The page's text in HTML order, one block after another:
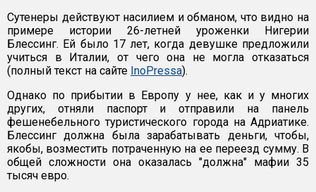
Сутенеры действуют насилием и обманом, что видно на
примере истории 26-летней уроженки Нигерии
Блессинг. Ей было 17 лет, когда девушке предложили
учиться в Италии, от чего она не могла отказаться
(полный текст на сайте InoPressa).
Однако по прибытии в Европу у нее, как и у многих
других, отняли паспорт и отправили на панель
фешенебельного туристического города на Адриатике.
Блессинг должна была зарабатывать деньги, чтобы,
якобы, возместить потраченную на ее переезд сумму. В
общей сложности она оказалась "должна" мафии 35
тысяч евро.